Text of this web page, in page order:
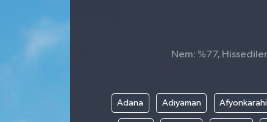
Nem: %77,
Adana Adıyaman
Siyaset